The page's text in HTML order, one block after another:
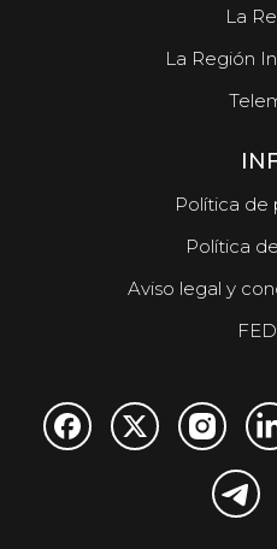
La
La Región
Política de
Política
Aviso legal y